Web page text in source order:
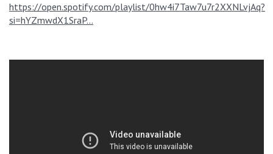
https://open.spotify.com/playlist/0hw4i7Taw7u7r2XXNLvjAq?
si=hYZmwdX1SraP...